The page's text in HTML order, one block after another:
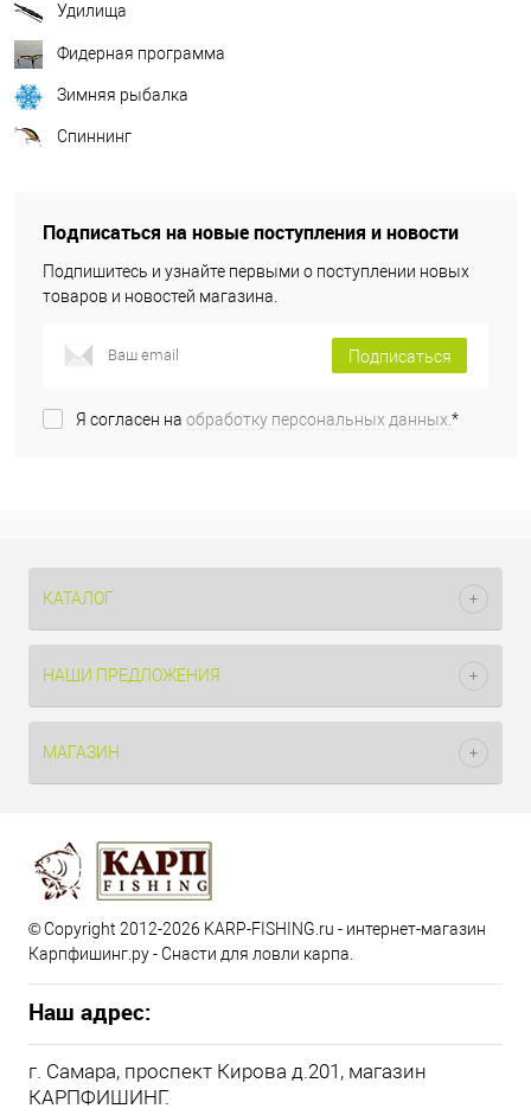
Удилища
Фидерная программа
Зимняя рыбалка
Спиннинг
Подписаться на новые поступления и новости
Подпишитесь и узнайте первыми о поступлении новых
товаров и новостей магазина.
Подписаться
Я согласен на обработку персональных данных. *
КАТАЛОГ
НАШИ ПРЕДЛОЖЕНИЯ
МАГАЗИН
© Copyright 2012-2026 KARP-FISHING.ru - интернет-магазин
Карпфишинг.ру - Снасти для ловли карпа.
Наш адрес:
г. Самара, проспект Кирова д.201, магазин
КАРПФИШИНГ.